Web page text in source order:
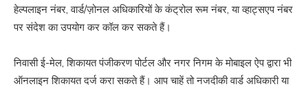
हेल्पलाइन नंबर, वार्ड/ज़ोनल अधिकारियों के कंट्रोल रूम नंबर, या व्हाट्सएप नंबर
पर संदेश का उपयोग कर कॉल कर सकते हैं।
निवासी ई-मेल, शिकायत पंजीकरण पोर्टल और नगर निगम के मोबाइल ऐप द्वारा भी
ऑनलाइन शिकायत दर्ज करा सकते हैं। आप चाहें तो नजदीकी वार्ड अधिकारी या